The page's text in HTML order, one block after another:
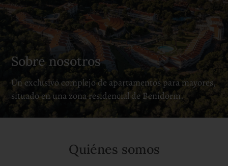
Sobre nosotros
Un exclusivo complejo de apartamentos para mayores,
situado en una zona residencial de Benidorm.
Quiénes somos